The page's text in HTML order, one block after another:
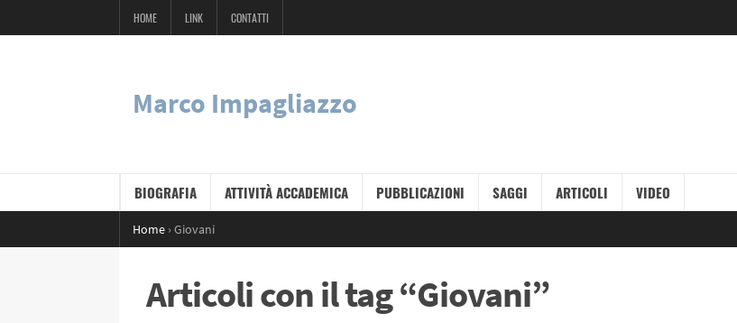
HOME LINK CONTATTI
Marco Impagliazzo
BIOGRAFIA ATTIVITÀ ACCADEMICA PUBBLICAZIONI SAGGI ARTICOLI VIDEO
Home › Giovani
Articoli con il tag “Giovani”